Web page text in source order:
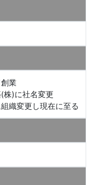
業
)に社名変更
織変更し現在に至る